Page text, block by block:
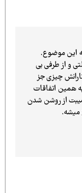
طرفی بی
چیزی جز
اتفاقات
روشن شدن